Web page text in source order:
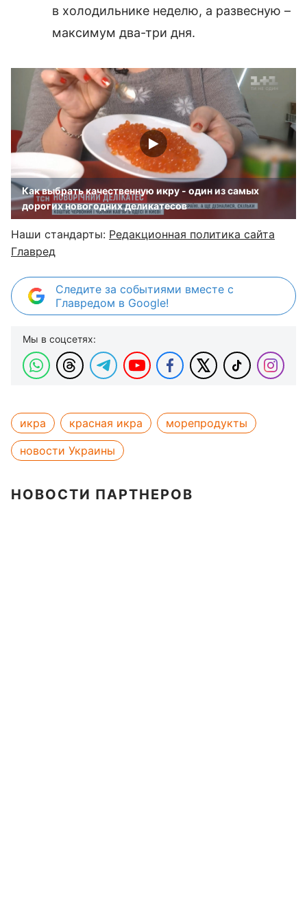
в холодильнике неделю, а развесную –
максимум два-три дня.
Как выбрать качественную икру - один из самых
дорогих новогодних деликатесов
Наши стандарты: Редакционная политика сайта
Главред
Следите за событиями вместе с
Главредом в Google!
Мы в соцсетях:
икра красная икра
морепродукты
новости Украины
НОВОСТИ ПАРТНЕРОВ